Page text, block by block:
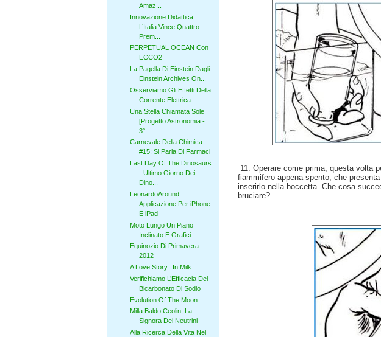
11. Operare come prima, questa volta
fiammifero appena spento, che
inserirlo nella boccetta. Che cosa
bruciare?
Amaz...
Innovazione Didattica:
L’Italia Vince Quattro
Prem...
PERPETUAL OCEAN Con
ECCO2
La Pagella Di Einstein Dagli
Einstein Archives On...
Osserviamo Gli Effetti Della
Corrente Elettrica
Una Stella Chiamata Sole
[Progetto Astronomia -
3°...
Carnevale Della Chimica
#15: Si Parla Di Farmaci
Last Day Of The Dinosaurs
- Ultimo Giorno Dei
Dino...
LeonardoAround:
Applicazione Per iPhone
E iPad
Moto Lungo Un Piano
Inclinato E Grafici
Equinozio Di Primavera
2012
A Love Story...In Milk
Verifichiamo L’Efficacia Del
Bicarbonato Di Sodio
Evolution Of The Moon
Milla Baldo Ceolin, La
Signora Dei Neutrini
Alla Ricerca Della Vita Nel